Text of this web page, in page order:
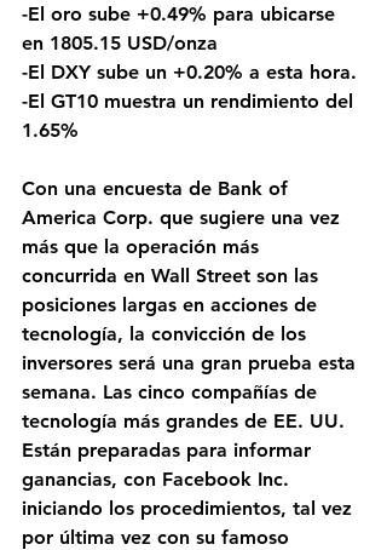
-El oro sube +0.49% para ubicarse
en 1805.15 USD/onza
-El DXY sube un +0.20% a esta hora.
-El GT10 muestra un rendimiento del
1.65%
Con una encuesta de Bank of
America Corp. que sugiere una vez
más que la operación más
concurrida en Wall Street son las
posiciones largas en acciones de
tecnología, la convicción de los
inversores será una gran prueba esta
semana. Las cinco compañías de
tecnología más grandes de EE. UU.
Están preparadas para informar
ganancias, con Facebook Inc.
iniciando los procedimientos, tal vez
por última vez con su famoso